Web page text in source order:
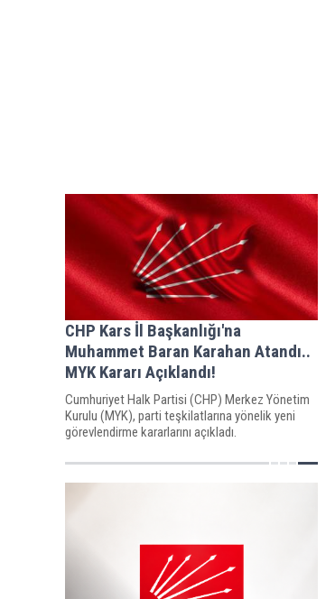
CHP Kars İl Başkanlığı'na
Muhammet Baran Karahan Atandı..
MYK Kararı Açıklandı!
Cumhuriyet Halk Partisi (CHP) Merkez Yönetim
Kurulu (MYK), parti teşkilatlarına yönelik yeni
görevlendirme kararlarını açıkladı.